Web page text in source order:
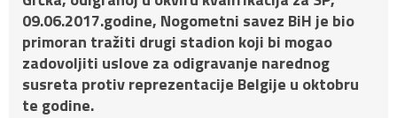
09.06.2017.godine, Nogometni savez BiH je bio
primoran tražiti drugi stadion koji bi mogao
zadovoljiti uslove za odigravanje narednog
susreta protiv reprezentacije Belgije u oktobru
te godine.